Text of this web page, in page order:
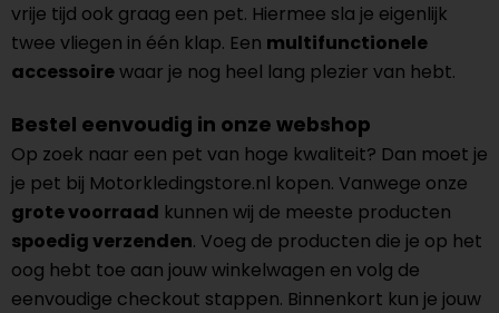
vrije tijd ook graag een pet. Hiermee sla je eigenlijk
twee vliegen in één klap. Een multifunctionele
accessoirewaar je nog heel lang plezier van hebt.
Bestel eenvoudig in onze webshop
Op zoek naar een pet van hoge kwaliteit? Dan moet je
je pet bij Motorkledingstore.nl kopen. Vanwege onze
grote voorraad kunnen wij de meeste producten
spoedig verzenden. Voeg de producten die je op het
oog hebt toe aan jouw winkelwagen en volg de
eenvoudige checkout stappen. Binnenkort kun je jouw